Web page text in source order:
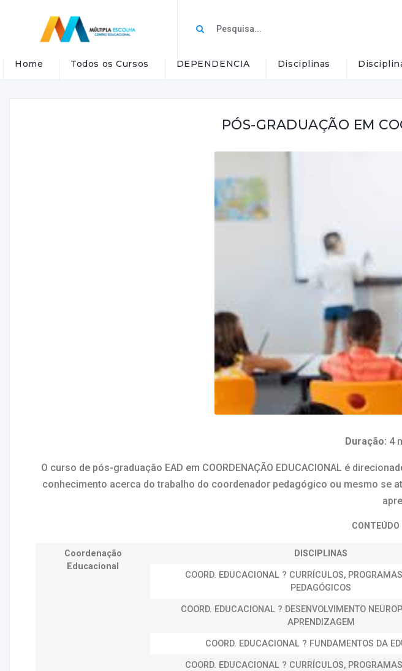
Home Todos os Cursos DEPENDENCIA Disciplinas
PÓS-GRADUAÇÃO EM
Duração: 4
O curso de pós-graduação EAD em COORDENAÇÃO EDUCACIONAL é
conhecimento acerca do trabalho do coordenador pedagógico ou mesmo se
Coordenação
Educacional
DISCIPLINAS
COORD. EDUCACIONAL ? CURRÍCULOS,
PEDAGÓGICOS
COORD. EDUCACIONAL ? DESENVOLVIMENTO
APRENDIZAGEM
COORD. EDUCACIONAL ? FUNDAMENTOS DA
COORD. EDUCACIONAL ? CURRÍCULOS,